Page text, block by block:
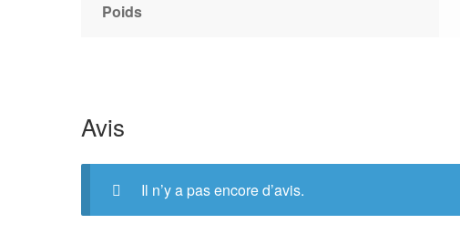
Poids
Avis
Il n’y a pas encore d’avis.